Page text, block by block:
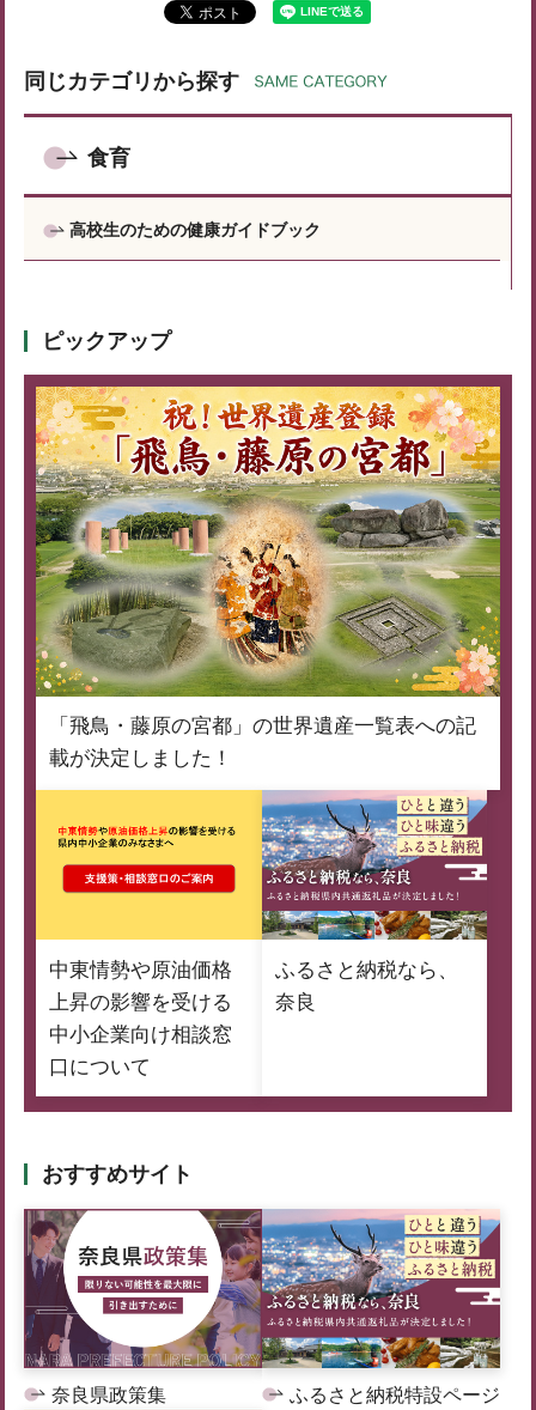
同じカテゴリから探す
食育
高校生のための健康ガイドブック
ピックアップ
「飛鳥・藤原の宮都」の世界遺産一覧表への記
載が決定しました！
中東情勢や原油価格
上昇の影響を受ける
中小企業向け相談窓
口について
ふるさと納税なら、
奈良
おすすめサイト
奈良県政策集 ふるさと納税特設ページ